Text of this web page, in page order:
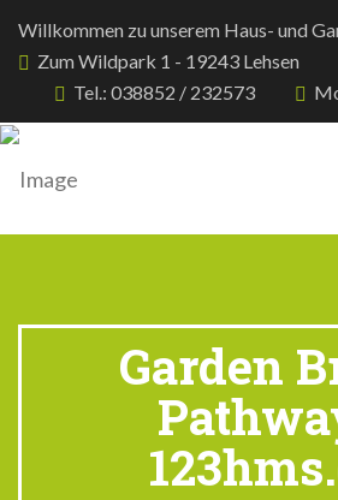
Willkommen zu unserem Haus- und
Zum Wildpark 1 - 19243 Lehsen
Tel.: 038852 / 232573
Garden